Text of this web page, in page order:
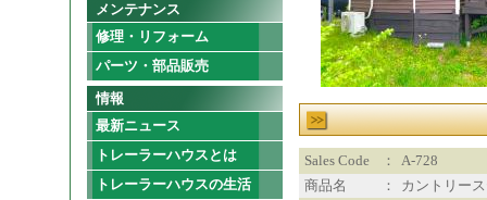
メンテナンス
修理・リフォーム
パーツ・部品販売
情報
最新ニュース
トレーラーハウスとは
トレーラーハウスの生活
Sales Code ：
A-728
商品名
： カントリー